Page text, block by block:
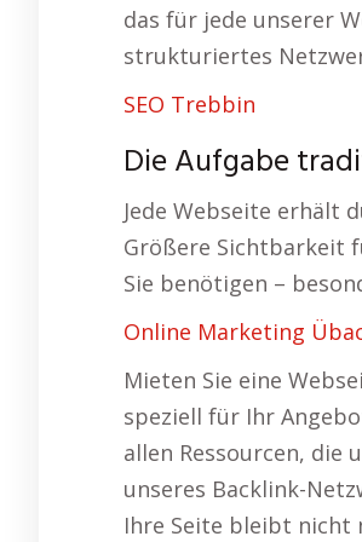
das für jede unserer
strukturiertes
SEO Trebbin
Die Aufgabe
Jede Webseite erhält
Größere Sichtbarkeit
Sie benötigen –
Online Marketing
Mieten Sie eine
speziell für Ihr
allen Ressourcen,
unseres Backlink-
Ihre Seite bleibt nicht